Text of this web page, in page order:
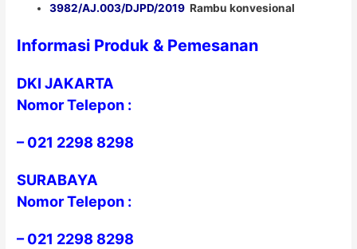
3982/AJ.003/DJPD/2019 Rambu konvesional
Informasi Produk & Pemesanan
DKI JAKARTA
Nomor Telepon :
–021 2298 8298
SURABAYA
Nomor Telepon :
–021 2298 8298